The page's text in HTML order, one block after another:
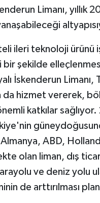
Limanı,
ileri teknoloji
bir şekilde
İskenderun Limanı,
da hizmet vererek,
katkılar
Almanya, ABD,
olan liman, dış
ve deniz yolu
de arttırılması